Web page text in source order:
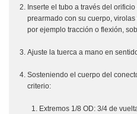
Inserte el tubo a través del
prearmado con su cuerpo,
por ejemplo tracción o flexión,
Ajuste la tuerca a mano en
Sosteniendo el cuerpo del
criterio:
Extremos 1/8 OD: 3/4 de